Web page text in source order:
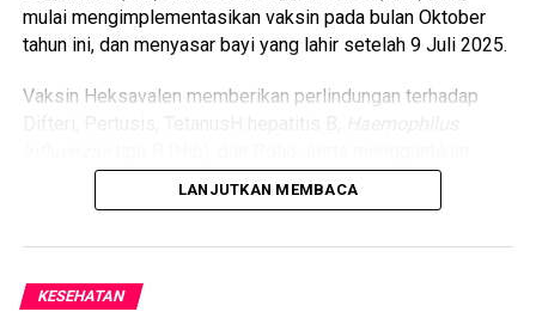
mulai mengimplementasikan vaksin pada bulan Oktober
tahun ini, dan menyasar bayi yang lahir setelah 9 Juli 2025.
Vaksin Heksavalen memberikan perlindungan terhadap
jadwal imunisasi dasar pada usia 2, 3, dan 4 bulan.
evaluasi lapangan terhadap berbagai keluhan masyarakat.
LANJUTKAN MEMBACA
KESEHATAN